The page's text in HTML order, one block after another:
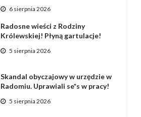
6 sierpnia 2026
Radosne wieści z Rodziny
Królewskiej! Płyną gartulacje!
5 sierpnia 2026
Skandal obyczajowy w urzędzie w
Radomiu. Uprawiali se*s w pracy!
5 sierpnia 2026